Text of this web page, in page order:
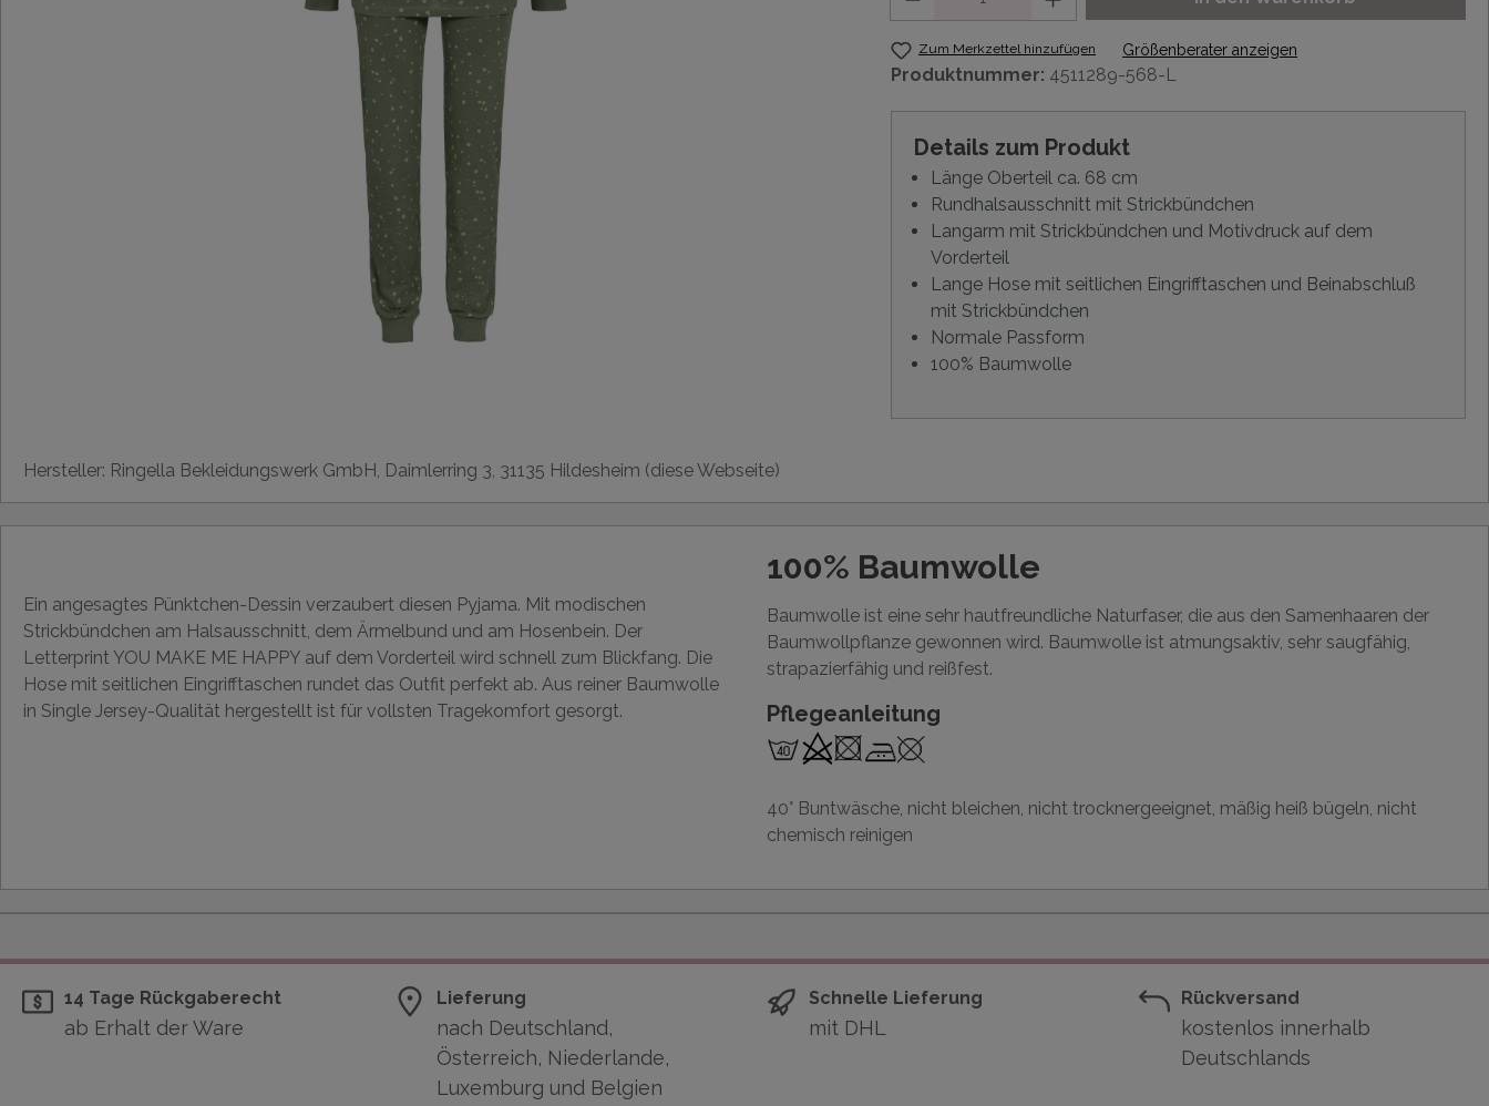
Zum Merkzettel hinzufügen Größenberater anzeigen
Produktnummer: 4511289-568-L
Details zum Produkt
Länge Oberteil ca. 68 cm
Rundhalsausschnitt mit Strickbündchen
Langarm mit Strickbündchen und Motivdruck auf dem
Vorderteil
Lange Hose mit seitlichen Eingrifftaschen und Beinabschluß
mit Strickbündchen
Normale Passform
100% Baumwolle
Hersteller: Ringella Bekleidungswerk GmbH, Daimlerring 3, 31135 Hildesheim (diese Webseite)
Ein angesagtes Pünktchen-Dessin verzaubert diesen Pyjama. Mit modischen
Strickbündchen am Halsausschnitt, dem Ärmelbund und am Hosenbein. Der
Letterprint YOU MAKE ME HAPPY auf dem Vorderteil wird schnell zum Blickfang. Die
Hose mit seitlichen Eingrifftaschen rundet das Outfit perfekt ab. Aus reiner Baumwolle
in Single Jersey-Qualität hergestellt ist für vollsten Tragekomfort gesorgt.
100% Baumwolle
Baumwolle ist eine sehr hautfreundliche Naturfaser, die aus den Samenhaaren der
Baumwollpflanze gewonnen wird. Baumwolle ist atmungsaktiv, sehr saugfähig,
strapazierfähig und reißfest.
Pflegeanleitung
40° Buntwäsche, nicht bleichen, nicht trocknergeeignet, mäßig heiß bügeln, nicht
chemisch reinigen
14 Tage Rückgaberecht
ab Erhalt der Ware
Lieferung
nach Deutschland,
Österreich, Niederlande,
Luxemburg und Belgien
Schnelle Lieferung
mit DHL
Rückversand
kostenlos innerhalb
Deutschlands